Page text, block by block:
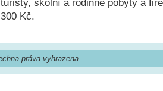
turisty, školní a rodinné pobyty a
300 Kč.
práva vyhrazena.